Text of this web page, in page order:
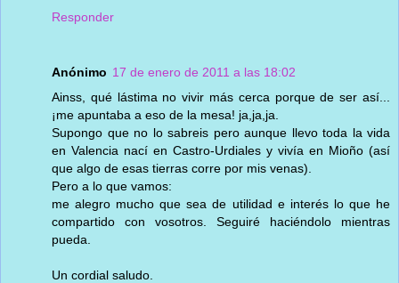
Responder
Anónimo 17 de enero de 2011 a las 18:02
Ainss, qué lástima no vivir más cerca porque de ser así...
¡me apuntaba a eso de la mesa! ja,ja,ja.
Supongo que no lo sabreis pero aunque llevo toda la vida
en Valencia nací en Castro-Urdiales y vivía en Mioño (así
que algo de esas tierras corre por mis venas).
Pero a lo que vamos:
me alegro mucho que sea de utilidad e interés lo que he
compartido con vosotros. Seguiré haciéndolo mientras
pueda.
Un cordial saludo.